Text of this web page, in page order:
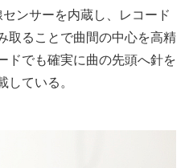
ンサーを内蔵し、レコード
取ることで曲間の中心を高精
ドでも確実に曲の先頭へ針を
している。